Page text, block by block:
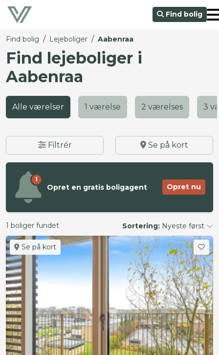
Find bolig
Find bolig / Lejeboliger / Aabenraa
Find lejeboliger i
Aabenraa
Alle værelser 1 værelse 2 værelses 3
Filtrér Se på kort
1
Opret en gratis boligagent Opret nu
1 boliger fundet Sortering: Nyeste først
Se på kort